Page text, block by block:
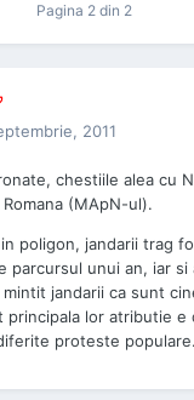
Pagina 2 din 2
2011
chestiile alea cu
(MApN-ul).
poligon, jandarii trag
parcursul unui an, iar si
jandarii ca sunt
principala lor atributie e
proteste populare.